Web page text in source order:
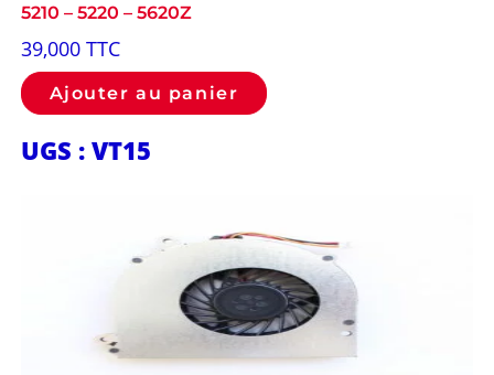
5210 – 5220 – 5620Z
39,000 TTC
Ajouter au panier
UGS : VT15